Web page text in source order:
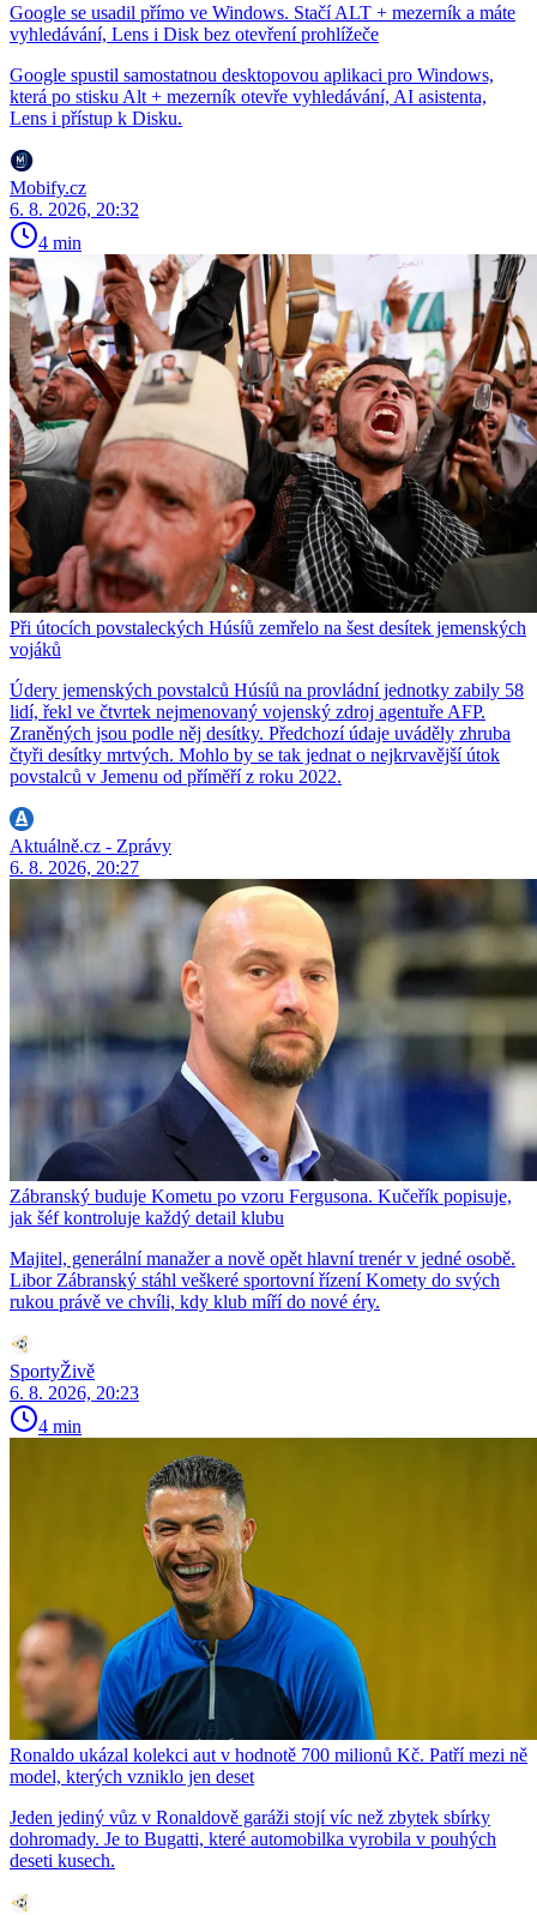
Google se usadil přímo ve Windows. Stačí ALT + mezerník a máte
vyhledávání, Lens i Disk bez otevření prohlížeče
Google spustil samostatnou desktopovou aplikaci pro Windows,
která po stisku Alt + mezerník otevře vyhledávání, AI asistenta,
Lens i přístup k Disku.
Mobify.cz
6. 8. 2026, 20:32
4 min
Při útocích povstaleckých Húsíů zemřelo na šest desítek jemenských
vojáků
Údery jemenských povstalců Húsíů na provládní jednotky zabily 58
lidí, řekl ve čtvrtek nejmenovaný vojenský zdroj agentuře AFP.
Zraněných jsou podle něj desítky. Předchozí údaje uváděly zhruba
čtyři desítky mrtvých. Mohlo by se tak jednat o nejkrvavější útok
povstalců v Jemenu od příměří z roku 2022.
Aktuálně.cz - Zprávy
6. 8. 2026, 20:27
Zábranský buduje Kometu po vzoru Fergusona. Kučeřík popisuje,
jak šéf kontroluje každý detail klubu
Majitel, generální manažer a nově opět hlavní trenér v jedné osobě.
Libor Zábranský stáhl veškeré sportovní řízení Komety do svých
rukou právě ve chvíli, kdy klub míří do nové éry.
SportyŽivě
6. 8. 2026, 20:23
4 min
Ronaldo ukázal kolekci aut v hodnotě 700 milionů Kč. Patří mezi ně
model, kterých vzniklo jen deset
Jeden jediný vůz v Ronaldově garáži stojí víc než zbytek sbírky
dohromady. Je to Bugatti, které automobilka vyrobila v pouhých
deseti kusech.